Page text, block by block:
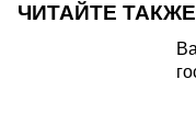
ЧИТАЙТЕ ТАКЖЕ